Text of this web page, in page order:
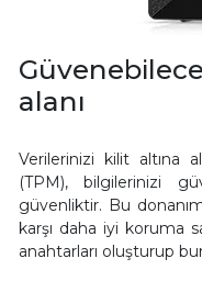
alanı
Verilerinizi kilit altına
(TPM), bilgilerinizi
güvenliktir. Bu donanım
karşı daha iyi koruma
anahtarları oluşturup